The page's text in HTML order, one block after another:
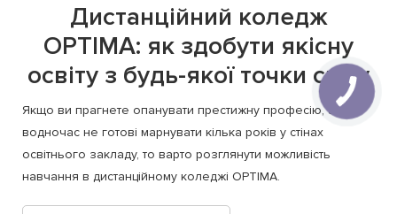
Дистанційний коледж
OPTIMA: як здобути якісну
освіту з будь-якої точки світу
Якщо ви прагнете опанувати престижну професію, але
водночас не готові марнувати кілька років у стінах
освітнього закладу, то варто розглянути можливість
навчання в дистанційному коледжі OPTIMA.